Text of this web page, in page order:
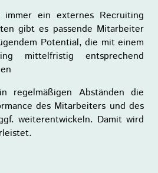
ein externes Recruiting
gibt es passende Mitarbeiter
Potential, die mit einem
mittelfristig entsprechend
regelmäßigen Abständen die
des Mitarbeiters und des
weiterentwickeln. Damit wird